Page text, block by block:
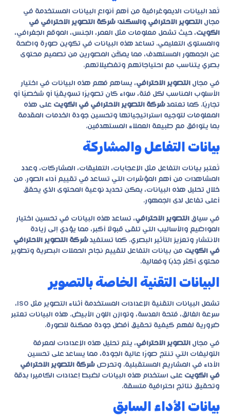
تُعد البيانات الديموغرافية من أهم أنواع البيانات المستخدمة في
مجال التصوير الاحترافي والسكند: شركة التصوير الاحترافي في
الكويت، حيث تشمل معلومات مثل العمر، الجنس، الموقع الجغرافي،
والمستوى التعليمي. تساعد هذه البيانات في تكوين صورة واضحة
عن الجمهور المستهدف، مما يمكّن المصورين من تصميم محتوى
بصري يتناسب مع احتياجاتهم وتفضيلاتهم.
في مجال التصوير الاحترافي، يساهم فهم هذه البيانات في اختيار
الأسلوب المناسب لكل فئة، سواء كان تصويرًا تسويقيًا أو شخصيًا أو
تجاريًا. كما تعتمد شركة التصوير الاحترافي في الكويت على هذه
المعلومات لتوجيه استراتيجياتها وتحسين جودة الخدمات المقدمة
بما يتوافق مع طبيعة العملاء المستهدفين.
بيانات التفاعل والمشاركة
تُعتبر بيانات التفاعل مثل الإعجابات، التعليقات، المشاركات، وعدد
المشاهدات من أهم المؤشرات التي تساعد في تقييم أداء الصور. من
خلال تحليل هذه البيانات، يمكن تحديد نوعية المحتوى الذي يحقق
أعلى تفاعل لدى الجمهور.
في سياق التصوير الاحترافي، تساعد هذه البيانات في تحسين اختيار
المواضيع والأساليب التي تلقى قبولًا أكبر، مما يؤدي إلى زيادة
الانتشار وتعزيز التأثير البصري. كما تستفيد شركة التصوير الاحترافي
في الكويت من بيانات التفاعل لتقييم نجاح الحملات البصرية وتطوير
محتوى أكثر جذبًا وفعالية.
البيانات التقنية الخاصة بالتصوير
تشمل البيانات التقنية الإعدادات المستخدمة أثناء التصوير مثل ISO،
سرعة الغالق، فتحة العدسة، وتوازن اللون الأبيض. هذه البيانات تعتبر
ضرورية لفهم كيفية تحقيق أفضل جودة ممكنة للصورة.
في مجال التصوير الاحترافي، يتم تحليل هذه الإعدادات لمعرفة
التوليفات التي تنتج صورًا عالية الجودة، مما يساعد على تحسين
الأداء في المشاريع المستقبلية. وتحرص شركة التصوير الاحترافي
في الكويت على استخدام هذه البيانات لضبط إعدادات الكاميرا بدقة
وتحقيق نتائج احترافية متسقة.
بيانات الأداء السابق